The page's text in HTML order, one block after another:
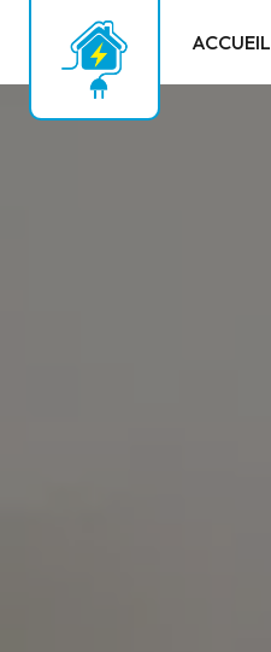
ACCUEIL